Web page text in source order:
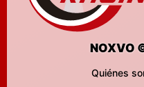
NOXVO
Quiénes